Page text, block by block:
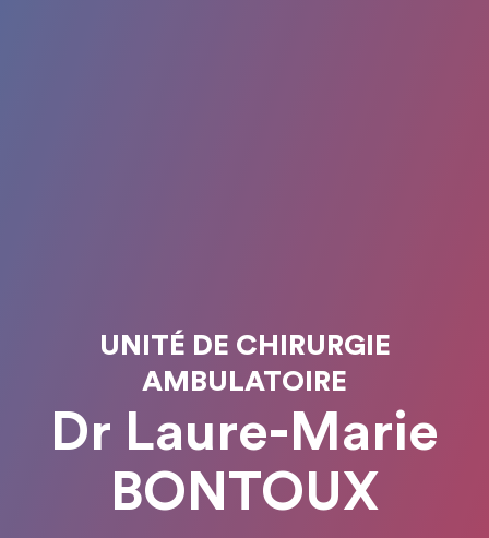
UNITÉ DE CHIRURGIE
AMBULATOIRE
Dr Laure-Marie
BONTOUX